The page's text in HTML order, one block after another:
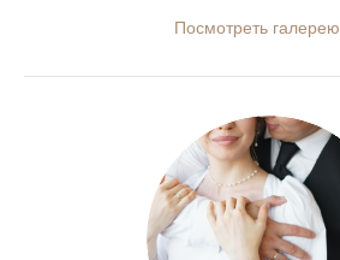
Посмотреть галерею